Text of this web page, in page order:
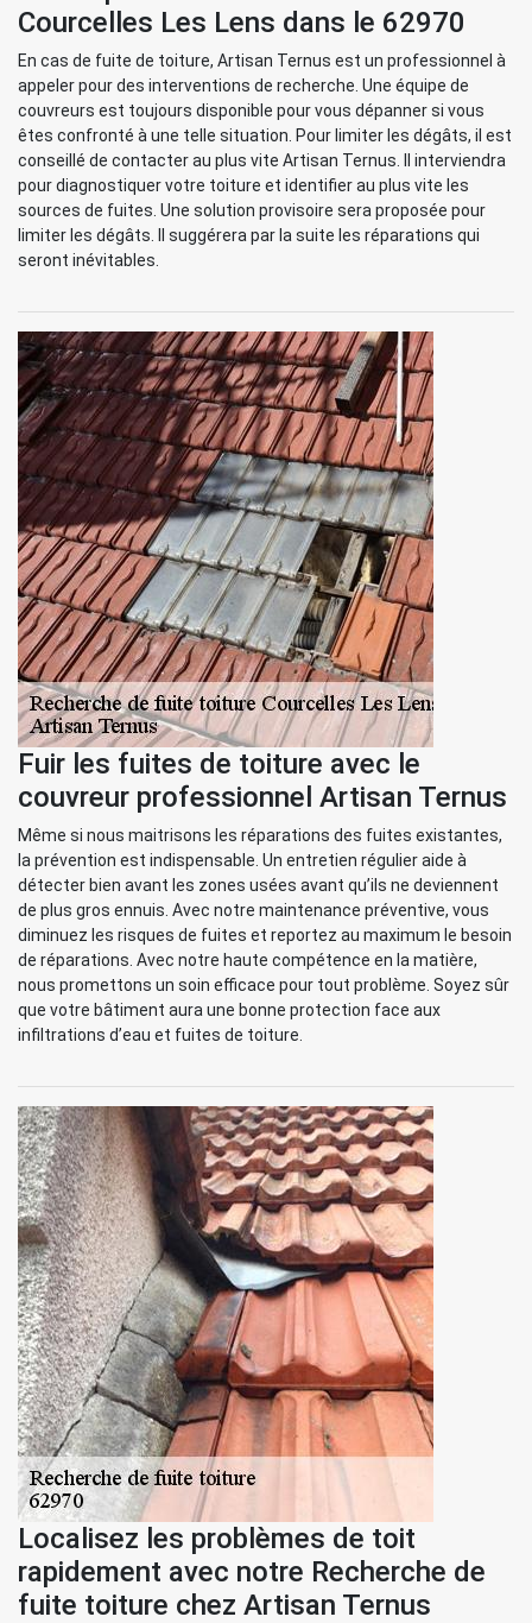
Courcelles Les Lens dans le 62970
En cas de fuite de toiture, Artisan Ternus est un professionnel à
appeler pour des interventions de recherche. Une équipe de
couvreurs est toujours disponible pour vous dépanner si vous
êtes confronté à une telle situation. Pour limiter les dégâts, il est
conseillé de contacter au plus vite Artisan Ternus. Il interviendra
pour diagnostiquer votre toiture et identifier au plus vite les
sources de fuites. Une solution provisoire sera proposée pour
limiter les dégâts. Il suggérera par la suite les réparations qui
seront inévitables.
Fuir les fuites de toiture avec le
couvreur professionnel Artisan Ternus
Même si nous maitrisons les réparations des fuites existantes,
la prévention est indispensable. Un entretien régulier aide à
détecter bien avant les zones usées avant qu’ils ne deviennent
de plus gros ennuis. Avec notre maintenance préventive, vous
diminuez les risques de fuites et reportez au maximum le besoin
de réparations. Avec notre haute compétence en la matière,
nous promettons un soin efficace pour tout problème. Soyez sûr
que votre bâtiment aura une bonne protection face aux
infiltrations d’eau et fuites de toiture.
Localisez les problèmes de toit
rapidement avec notre Recherche de
fuite toiture chez Artisan Ternus